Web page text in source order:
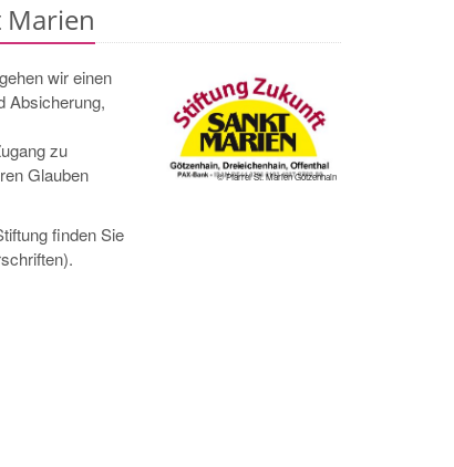
© Pfarrei St. Marien Götzenhain
wir einen
Absicherung,
zu
Glauben
finden Sie